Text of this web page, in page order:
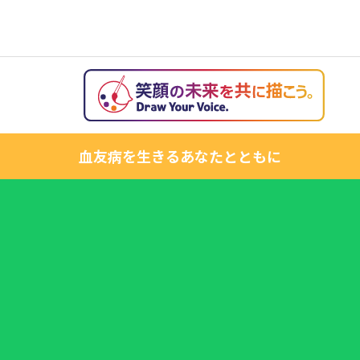
血友病を生きるあなたとともに